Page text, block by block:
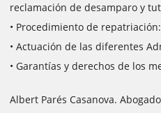
reclamación de desamparo y
• Procedimiento de
• Actuación de las diferentes
• Garantías y derechos de los
Albert Parés Casanova.